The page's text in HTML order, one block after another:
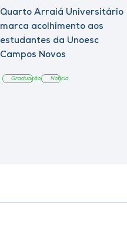
Quarto Arraiá Universitário
marca acolhimento aos
estudantes da Unoesc
Campos Novos
Graduação Notícia